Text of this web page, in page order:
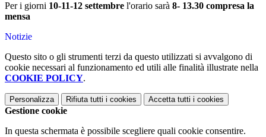
Per i giorni 10-11-12 settembre l'orario sarà 8- 13.30 compresa la
mensa
Notizie
Questo sito o gli strumenti terzi da questo utilizzati si avvalgono di
cookie necessari al funzionamento ed utili alle finalità illustrate nella
COOKIE POLICY.
Personalizza Rifiuta tutti i cookies Accetta tutti i cookies
Gestione cookie
In questa schermata è possibile scegliere quali cookie consentire.